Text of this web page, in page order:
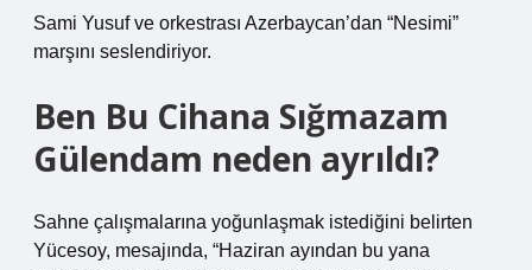
Sami Yusuf ve orkestrası Azerbaycan’dan “Nesimi”
marşını seslendiriyor.
Ben Bu Cihana Sığmazam
Gülendam neden ayrıldı?
Sahne çalışmalarına yoğunlaşmak istediğini belirten
Yücesoy, mesajında, “Haziran ayından bu yana